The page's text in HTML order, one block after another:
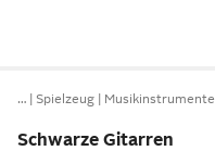
… Spielzeug Musikinstrumente
Schwarze Gitarren